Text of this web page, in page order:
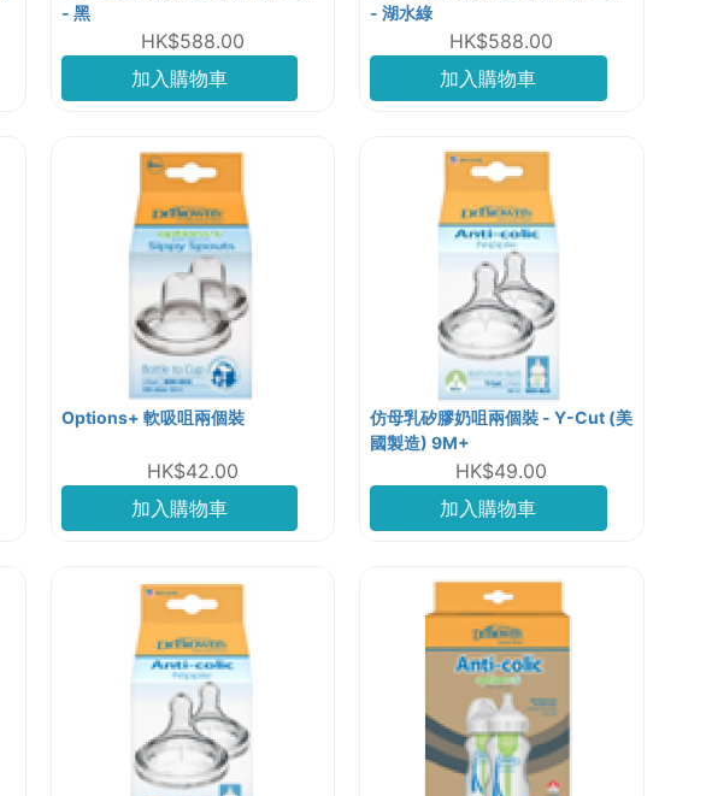
- 黑
HK$588.00
加入購物車
- 湖水綠
HK$588.00
加入購物車
Options+ 軟吸咀兩個裝
HK$42.00
加入購物車
仿母乳矽膠奶咀兩個裝 - Y-Cut (美
國製造) 9M+
HK$49.00
加入購物車